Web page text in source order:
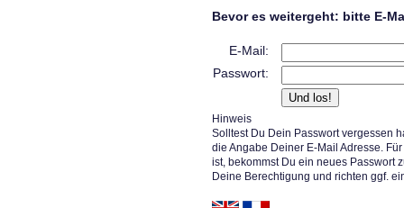
Bevor es weitergeht: bitte E-
E-Mail:
Passwort:
Hinweis
Solltest Du Dein Passwort vergessen
die Angabe Deiner E-Mail Adresse.
ist, bekommst Du ein neues Passwort
Deine Berechtigung und richten ggf.